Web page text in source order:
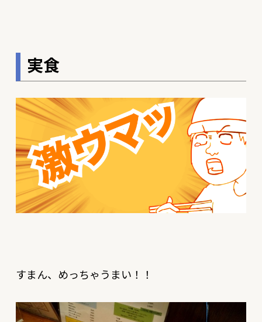
実食
すまん、めっちゃうまい！！